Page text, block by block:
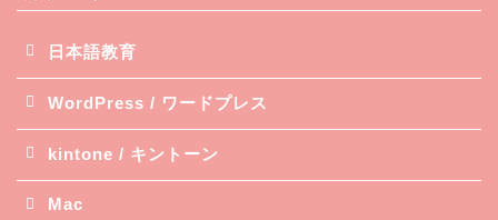
日本語教育
WordPress / ワードプレス
kintone / キントーン
Mac